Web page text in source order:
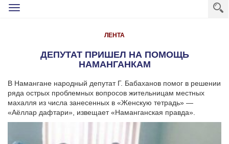
Toggle
ЛЕНТА
ДЕПУТАТ ПРИШЕЛ НА ПОМОЩЬ
НАМАНГАНКАМ
В Намангане народный депутат Г. Бабаханов помог в решении
ряда острых проблемных вопросов жительницам местных
махалля из числа занесенных в «Женскую тетрадь» —
«Аёллар дафтари», извещает «Наманганская правда».